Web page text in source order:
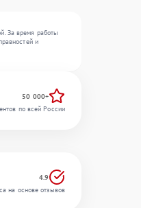
За время работы
и
50 000+
по всей России
4.9
на основе отзывов